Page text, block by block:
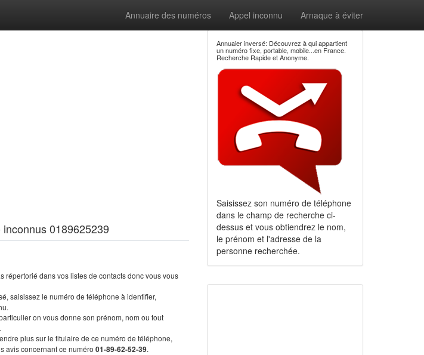
Annuaire des numéros Appel inconnu Arnaque à éviter
0189625239
dans vos listes de contacts donc vous vous
saisissez le numéro de téléphone à identifier,
on vous donne son prénom, nom ou tout
plus sur le titulaire de ce numéro de téléphone,
avis concernant ce numéro 01-89-62-52-39.
Annuaier inversé: Découvrez à qui appartient
un numéro fixe, portable, mobile...en France.
Recherche Rapide et Anonyme.
Saisissez son numéro de téléphone
dans le champ de recherche ci-
dessus et vous obtiendrez le nom,
le prénom et l'adresse de la
personne recherchée.